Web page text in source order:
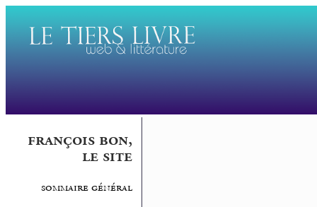
françois bon,
le site
sommaire général